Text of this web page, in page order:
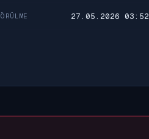
27.05.2026 03:52